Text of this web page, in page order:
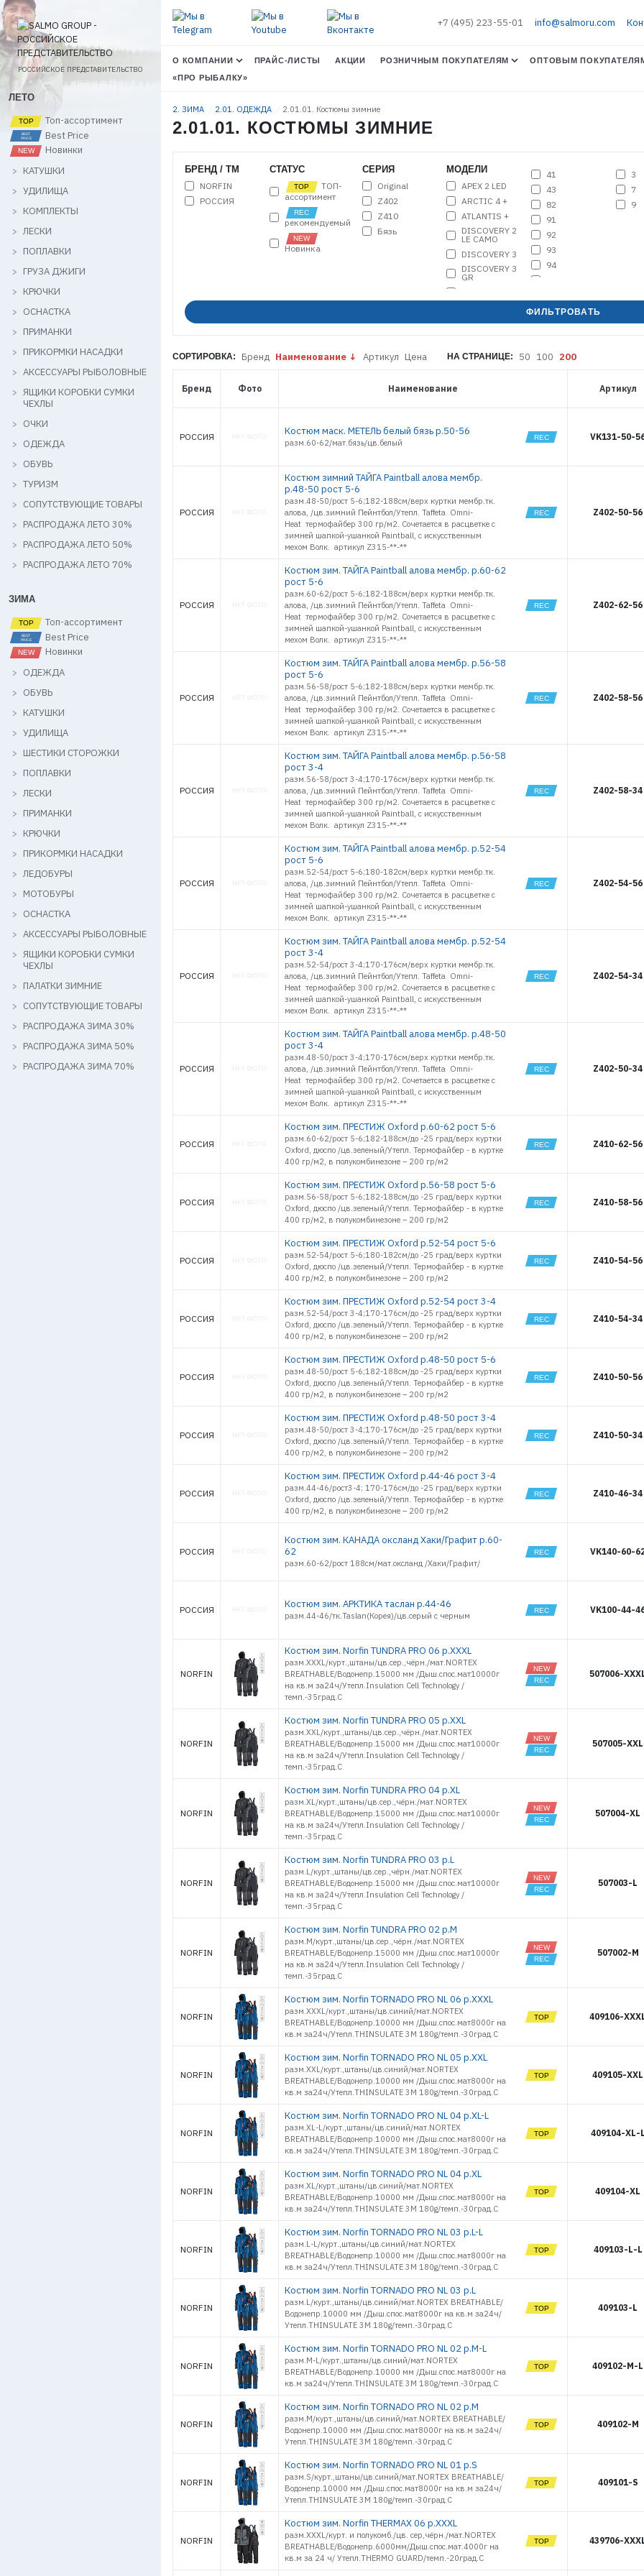
ЭЛЕКТРОННАЯ ПОЧТА (ЛОГИН)
ПАРОЛЬ
ВОЙТИ
ЗАБЫЛИ ПАРОЛЬ?
РЕГИСТРАЦИЯ ОПТ
РЕГИСТРАЦИЯ РОЗНИЦА
РОССИЙСКОЕ ПРЕДСТАВИТЕЛЬСТВО
ЛЕТО
Топ-ассортимент
Best Price
Новинки
КАТУШКИ
УДИЛИЩА
КОМПЛЕКТЫ
ЛЕСКИ
ПОПЛАВКИ
ГРУЗА ДЖИГИ
КРЮЧКИ
ОСНАСТКА
ПРИМАНКИ
ПРИКОРМКИ НАСАДКИ
АКСЕССУАРЫ РЫБОЛОВНЫЕ
ЯЩИКИ КОРОБКИ СУМКИ
ЧЕХЛЫ
ОЧКИ
ОДЕЖДА
ОБУВЬ
ТУРИЗМ
СОПУТСТВУЮЩИЕ ТОВАРЫ
РАСПРОДАЖА ЛЕТО 30%
РАСПРОДАЖА ЛЕТО 50%
РАСПРОДАЖА ЛЕТО 70%
ЗИМА
Топ-ассортимент
Best Price
Новинки
ОДЕЖДА
ОБУВЬ
КАТУШКИ
УДИЛИЩА
ШЕСТИКИ СТОРОЖКИ
ПОПЛАВКИ
ЛЕСКИ
ПРИМАНКИ
КРЮЧКИ
ПРИКОРМКИ НАСАДКИ
ЛЕДОБУРЫ
МОТОБУРЫ
ОСНАСТКА
АКСЕССУАРЫ РЫБОЛОВНЫЕ
ЯЩИКИ КОРОБКИ СУМКИ
ЧЕХЛЫ
ПАЛАТКИ ЗИМНИЕ
СОПУТСТВУЮЩИЕ ТОВАРЫ
РАСПРОДАЖА ЗИМА 30%
РАСПРОДАЖА ЗИМА 50%
РАСПРОДАЖА ЗИМА 70%
+7 (495) 223-55-01 info@salmoru.com
О КОМПАНИИ ПРАЙС-ЛИСТЫ АКЦИИ РОЗНИЧНЫМ ПОКУПАТЕЛЯМ ОПТОВЫМ
«ПРО РЫБАЛКУ»
2. ЗИМА 2.01. ОДЕЖДА 2.01.01. Костюмы зимние
2.01.01. КОСТЮМЫ ЗИМНИЕ
БРЕНД / ТМ
NORFIN
РОССИЯ
СТАТУС
ТОП-
ассортимент
рекомендуемый
Новинка
СЕРИЯ
Original
Z402
Z410
Бязь
МОДЕЛИ
APEX 2 LED
ARCTIC 4 +
ATLANTIS +
DISCOVERY 2
LE CAMO
DISCOVERY 3
DISCOVERY 3
GR
EXTREME 5
THERMAX
КАНАДА
ТАЙГА Pain
41
43
82
91
92
93
94
98
100
102
153
154
10599
10600
13137
14971
16459
16465
16471
16483
18049
18053
18057
18061
18065
18228
18231
18232
19534
19538
19542
19543
3
7
9
ФИЛЬТРОВАТЬ
СОРТИРОВКА: Бренд Наименование Артикул Цена НА СТРАНИЦЕ: 50 100 200
Бренд Фото Наименование Артикул
РОССИЯ Костюм маск. МЕТЕЛЬ белый бязь р.50-56
разм.60-62/мат.бязь/цв.белый
VK131-50-
РОССИЯ
Костюм зимний ТАЙГА Paintball алова мембр.
р.48-50 рост 5-6
разм.48-50/рост 5-6;182-188см/верх куртки мембр.тк.
алова, /цв.зимний Пейнтбол/Утепл. Taffeta Omni-
Heat термофайбер 300 гр/м2. Сочетается в расцветке с
зимней шапкой-ушанкой Paintball, с искусственным
мехом Волк. артикул Z315-**-**
Z402-50-56
РОССИЯ
Костюм зим. ТАЙГА Paintball алова мембр. р.60-62
рост 5-6
разм.60-62/рост 5-6;182-188см/верх куртки мембр.тк.
алова, /цв.зимний Пейнтбол/Утепл. Taffeta Omni-
Heat термофайбер 300 гр/м2. Сочетается в расцветке с
зимней шапкой-ушанкой Paintball, с искусственным
мехом Волк. артикул Z315-**-**
Z402-62-56
РОССИЯ
Костюм зим. ТАЙГА Paintball алова мембр. р.56-58
рост 5-6
разм.56-58/рост 5-6;182-188см/верх куртки мембр.тк.
алова, /цв.зимний Пейнтбол/Утепл. Taffeta Omni-
Heat термофайбер 300 гр/м2. Сочетается в расцветке с
зимней шапкой-ушанкой Paintball, с искусственным
мехом Волк. артикул Z315-**-**
Z402-58-56
РОССИЯ
Костюм зим. ТАЙГА Paintball алова мембр. р.56-58
рост 3-4
разм.56-58/рост 3-4;170-176см/верх куртки мембр.тк.
алова, /цв.зимний Пейнтбол/Утепл. Taffeta Omni-
Heat термофайбер 300 гр/м2. Сочетается в расцветке с
зимней шапкой-ушанкой Paintball, с искусственным
мехом Волк. артикул Z315-**-**
Z402-58-34
РОССИЯ
Костюм зим. ТАЙГА Paintball алова мембр. р.52-54
рост 5-6
разм.52-54/рост 5-6;180-182см/верх куртки мембр.тк.
алова, /цв.зимний Пейнтбол/Утепл. Taffeta Omni-
Heat термофайбер 300 гр/м2. Сочетается в расцветке с
зимней шапкой-ушанкой Paintball, с искусственным
мехом Волк. артикул Z315-**-**
Z402-54-56
РОССИЯ
Костюм зим. ТАЙГА Paintball алова мембр. р.52-54
рост 3-4
разм.52-54/рост 3-4;170-176см/верх куртки мембр.тк.
алова, /цв.зимний Пейнтбол/Утепл. Taffeta Omni-
Heat термофайбер 300 гр/м2. Сочетается в расцветке с
зимней шапкой-ушанкой Paintball, с искусственным
мехом Волк. артикул Z315-**-**
Z402-54-34
РОССИЯ
Костюм зим. ТАЙГА Paintball алова мембр. р.48-50
рост 3-4
разм.48-50/рост 3-4;170-176см/верх куртки мембр.тк.
алова, /цв.зимний Пейнтбол/Утепл. Taffeta Omni-
Heat термофайбер 300 гр/м2. Сочетается в расцветке с
зимней шапкой-ушанкой Paintball, с искусственным
мехом Волк. артикул Z315-**-**
Z402-50-34
РОССИЯ
Костюм зим. ПРЕСТИЖ Oxford р.60-62 рост 5-6
разм.60-62/рост 5-6;182-188см/до -25 град/верх куртки
Oxford, дюспо /цв.зеленый/Утепл. Термофайбер - в куртке
400 гр/м2, в полукомбинезоне – 200 гр/м2
Z410-62-56
РОССИЯ
Костюм зим. ПРЕСТИЖ Oxford р.56-58 рост 5-6
разм.56-58/рост 5-6;182-188см/до -25 град/верх куртки
Oxford, дюспо /цв.зеленый/Утепл. Термофайбер - в куртке
400 гр/м2, в полукомбинезоне – 200 гр/м2
Z410-58-56
РОССИЯ
Костюм зим. ПРЕСТИЖ Oxford р.52-54 рост 5-6
разм.52-54/рост 5-6;180-182см/до -25 град/верх куртки
Oxford, дюспо /цв.зеленый/Утепл. Термофайбер - в куртке
400 гр/м2, в полукомбинезоне – 200 гр/м2
Z410-54-56
РОССИЯ
Костюм зим. ПРЕСТИЖ Oxford р.52-54 рост 3-4
разм.52-54/рост 3-4;170-176см/до -25 град/верх куртки
Oxford, дюспо /цв.зеленый/Утепл. Термофайбер - в куртке
400 гр/м2, в полукомбинезоне – 200 гр/м2
Z410-54-34
РОССИЯ
Костюм зим. ПРЕСТИЖ Oxford р.48-50 рост 5-6
разм.48-50/рост 5-6;182-188см/до -25 град/верх куртки
Oxford, дюспо /цв.зеленый/Утепл. Термофайбер - в куртке
400 гр/м2, в полукомбинезоне – 200 гр/м2
Z410-50-56
РОССИЯ
Костюм зим. ПРЕСТИЖ Oxford р.48-50 рост 3-4
разм.48-50/рост 3-4;170-176см/до -25 град/верх куртки
Oxford, дюспо /цв.зеленый/Утепл. Термофайбер - в куртке
400 гр/м2, в полукомбинезоне – 200 гр/м2
Z410-50-34
РОССИЯ
Костюм зим. ПРЕСТИЖ Oxford р.44-46 рост 3-4
разм.44-46/рост3-4; 170-176см/до -25 град/верх куртки
Oxford, дюспо /цв.зеленый/Утепл. Термофайбер - в куртке
400 гр/м2, в полукомбинезоне – 200 гр/м2
Z410-46-34
РОССИЯ
Костюм зим. КАНАДА оксланд Хаки/Графит р.60-
62
разм.60-62/рост 188см/мат.оксланд /Хаки/Графит/
VK140-60-
РОССИЯ Костюм зим. АРКТИКА таслан р.44-46
разм.44-46/тк.Taslan(Корея)/цв.серый с черным
VK100-44-
NORFIN
Костюм зим. Norfin TUNDRA PRO 06 р.XXXL
разм.XXXL/курт.,штаны/цв.сер.,чёрн./мат.NORTEX
BREATHABLE/Водонепр.15000 мм /Дыш.спос.мат10000г
на кв.м за24ч/Утепл.Insulation Cell Technology /
темп.-35град.С
507006-
NORFIN
Костюм зим. Norfin TUNDRA PRO 05 р.XXL
разм.XXL/курт.,штаны/цв.сер.,чёрн./мат.NORTEX
BREATHABLE/Водонепр.15000 мм /Дыш.спос.мат10000г
на кв.м за24ч/Утепл.Insulation Cell Technology /
темп.-35град.С
507005-XXL
NORFIN
Костюм зим. Norfin TUNDRA PRO 04 р.XL
разм.XL/курт.,штаны/цв.сер.,чёрн./мат.NORTEX
BREATHABLE/Водонепр.15000 мм /Дыш.спос.мат10000г
на кв.м за24ч/Утепл.Insulation Cell Technology /
темп.-35град.С
507004-XL
NORFIN
Костюм зим. Norfin TUNDRA PRO 03 р.L
разм.L/курт.,штаны/цв.сер.,чёрн./мат.NORTEX
BREATHABLE/Водонепр.15000 мм /Дыш.спос.мат10000г
на кв.м за24ч/Утепл.Insulation Cell Technology /
темп.-35град.С
507003-L
NORFIN
Костюм зим. Norfin TUNDRA PRO 02 р.M
разм.M/курт.,штаны/цв.сер.,чёрн./мат.NORTEX
BREATHABLE/Водонепр.15000 мм /Дыш.спос.мат10000г
на кв.м за24ч/Утепл.Insulation Cell Technology /
темп.-35град.С
507002-M
NORFIN
Костюм зим. Norfin TORNADO PRO NL 06 р.XXXL
разм.XXXL/курт.,штаны/цв.синий/мат.NORTEX
BREATHABLE/Водонепр.10000 мм /Дыш.спос.мат8000г на
кв.м за24ч/Утепл.THINSULATE 3M 180g/темп.-30град.С
409106-
NORFIN
Костюм зим. Norfin TORNADO PRO NL 05 р.XXL
разм.XXL/курт.,штаны/цв.синий/мат.NORTEX
BREATHABLE/Водонепр.10000 мм /Дыш.спос.мат8000г на
кв.м за24ч/Утепл.THINSULATE 3M 180g/темп.-30град.С
409105-XXL
NORFIN
Костюм зим. Norfin TORNADO PRO NL 04 р.XL-L
разм.XL-L/курт.,штаны/цв.синий/мат.NORTEX
BREATHABLE/Водонепр.10000 мм /Дыш.спос.мат8000г на
кв.м за24ч/Утепл.THINSULATE 3M 180g/темп.-30град.С
409104-XL-L
NORFIN
Костюм зим. Norfin TORNADO PRO NL 04 р.XL
разм.XL/курт.,штаны/цв.синий/мат.NORTEX
BREATHABLE/Водонепр.10000 мм /Дыш.спос.мат8000г на
кв.м за24ч/Утепл.THINSULATE 3M 180g/темп.-30град.С
409104-XL
NORFIN
Костюм зим. Norfin TORNADO PRO NL 03 р.L-L
разм.L-L/курт.,штаны/цв.синий/мат.NORTEX
BREATHABLE/Водонепр.10000 мм /Дыш.спос.мат8000г на
кв.м за24ч/Утепл.THINSULATE 3M 180g/темп.-30град.С
409103-L-L
NORFIN
Костюм зим. Norfin TORNADO PRO NL 03 р.L
разм.L/курт.,штаны/цв.синий/мат.NORTEX BREATHABLE/
Водонепр.10000 мм /Дыш.спос.мат8000г на кв.м за24ч/
Утепл.THINSULATE 3M 180g/темп.-30град.С
409103-L
NORFIN
Костюм зим. Norfin TORNADO PRO NL 02 р.M-L
разм.M-L/курт.,штаны/цв.синий/мат.NORTEX
BREATHABLE/Водонепр.10000 мм /Дыш.спос.мат8000г на
кв.м за24ч/Утепл.THINSULATE 3M 180g/темп.-30град.С
409102-M-L
NORFIN
Костюм зим. Norfin TORNADO PRO NL 02 р.M
разм.M/курт.,штаны/цв.синий/мат.NORTEX BREATHABLE/
Водонепр.10000 мм /Дыш.спос.мат8000г на кв.м за24ч/
Утепл.THINSULATE 3M 180g/темп.-30град.С
409102-M
NORFIN
Костюм зим. Norfin TORNADO PRO NL 01 р.S
разм.S/курт.,штаны/цв.синий/мат.NORTEX BREATHABLE/
Водонепр.10000 мм /Дыш.спос.мат8000г на кв.м за24ч/
Утепл.THINSULATE 3M 180g/темп.-30град.С
409101-S
NORFIN
Костюм зим. Norfin THERMAX 06 р.XXXL
разм.XXXL/курт. и полукомб./цв. сер,чёрн./мат.NORTEX
BREATHABLE/Водонепр.6000мм/Дыш.спос.мат.4000г на
кв.м за 24 ч/ Утепл.THERMO GUARD/темп.-20град.С
439706-